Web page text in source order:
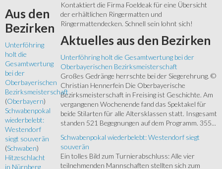
Kontaktiert die Firma Foeldeak für eine Übersicht
der erhältlichen Ringermatten und
Ringermattendecken. Schnell sein lohnt sich!
Aktuelles aus den Bezirken
Unterföhring holt die Gesamtwertung bei der
Oberbayerischen Bezirksmeisterschaft
Großes Gedränge herrschte bei der Siegerehrung. ©
Christian Hennerfein Die Oberbayerische
Bezirksmeisterschaft in Freising ist Geschichte. Am
vergangenen Wochenende fand das Spektakel für
beide Stilarten für alle Altersklassen statt. Insgesamt
standen 521 Begegnungen auf dem Programm. 355...
Schwabenpokal wiederbelebt: Westendorf siegt
souverän
Ein tolles Bild zum Turnierabschluss: Alle vier
teilnehmenden Mannschaften stellten sich zum
Aus den
Bezirken
Unterföhring
holt die
Gesamtwertung
bei der
Oberbayerischen
Bezirksmeisterschaft
(Oberbayern)
Schwabenpokal
wiederbelebt:
Westendorf
siegt souverän
(Schwaben)
Hitzeschlacht
in Nürnberg